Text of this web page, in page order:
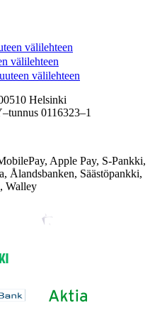
välilehteen
välilehteen
välilehteen
Helsinki
0116323–1
Apple Pay, S-Pankki,
Ålandsbanken, Säästöpankki,
Walley